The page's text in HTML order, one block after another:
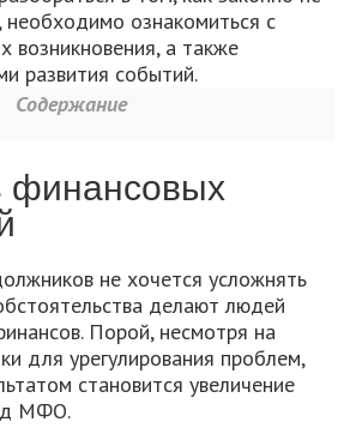
необходимо ознакомиться с
возникновения, а также
развития событий.
Содержание
финансовых
не хочется усложнять
делают людей
Порой, несмотря на
для урегулирования проблем,
становится увеличение
МФО.